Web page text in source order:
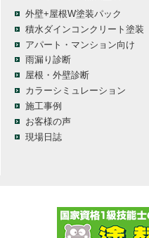
外壁+屋根W塗装パック
積水ダインコンクリート塗装
アパート・マンション向け
雨漏り診断
屋根・外壁診断
カラーシミュレーション
施工事例
お客様の声
現場日誌